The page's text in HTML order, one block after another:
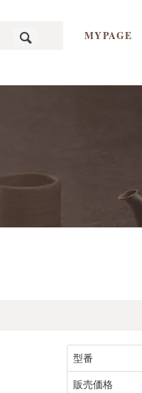
MYPAGE
型番
販売価格